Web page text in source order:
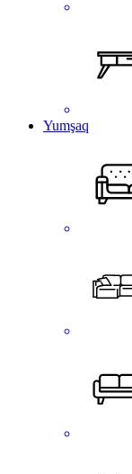
Yumşaq